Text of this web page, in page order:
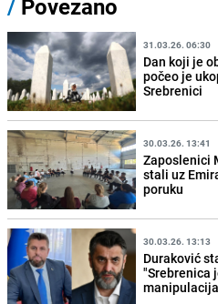
/ Povezano
31.03.26. 06:30
Dan koji je
počeo je
Srebrenici
30.03.26. 13:41
Zaposlenici
stali uz
poruku
30.03.26. 13:13
Duraković
"Srebrenica